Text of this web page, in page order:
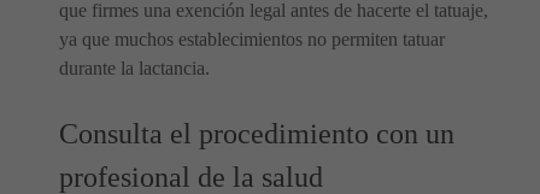
que firmes una exención legal antes de hacerte el tatuaje,
ya que muchos establecimientos no permiten tatuar
durante la lactancia.
Consulta el procedimiento con un
profesional de la salud